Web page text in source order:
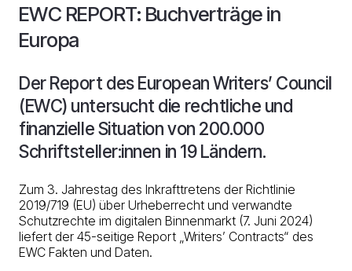
EWC REPORT: Buchverträge in
Europa
Der Report des European Writers’ Council
(EWC) untersucht die rechtliche und
finanzielle Situation von 200.000
Schriftsteller:innen in 19 Ländern.
Zum 3. Jahrestag des Inkrafttretens der Richtlinie
2019/719 (EU) über Urheberrecht und verwandte
Schutzrechte im digitalen Binnenmarkt (7. Juni 2024)
liefert der 45-seitige Report „Writers’ Contracts“ des
EWC Fakten und Daten.